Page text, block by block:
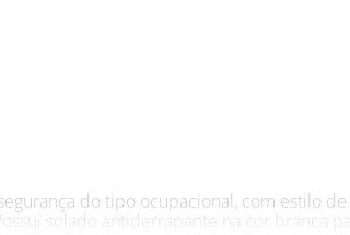
do tipo ocupacional, com estilo
solado antiderrapante na cor branca